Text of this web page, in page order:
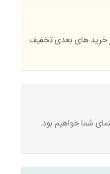
خرید های بعدی تخفیف
شما خواهیم بود.